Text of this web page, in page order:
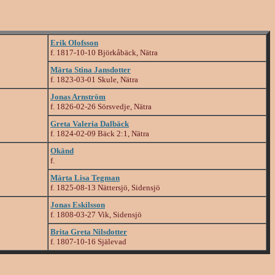
Erik Olofsson
f. 1817-10-10 Björkåbäck, Nätra
Märta Stina Jansdotter
f. 1823-03-01 Skule, Nätra
Jonas Arnström
f. 1826-02-26 Sörsvedje, Nätra
Greta Valeria Dalbäck
f. 1824-02-09 Bäck 2:1, Nätra
Okänd
f.
Märta Lisa Tegman
f. 1825-08-13 Nättersjö, Sidensjö
Jonas Eskilsson
f. 1808-03-27 Vik, Sidensjö
Brita Greta Nilsdotter
f. 1807-10-16 Själevad